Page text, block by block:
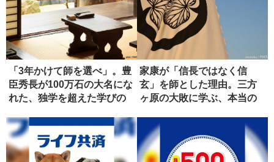
「3年かけて師を選べ」。豊
臣秀長が100万石の大名にな
れた、独学を超えた学びの
家康が「信長ではなく信
玄」を師とした理由。三方
ヶ原の大敗に学ぶ、本当の